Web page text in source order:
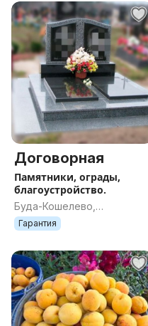
Договорная
Памятники, ограды,
благоустройство.
Буда-Кошелево,
Гомельская обл.
Гарантия